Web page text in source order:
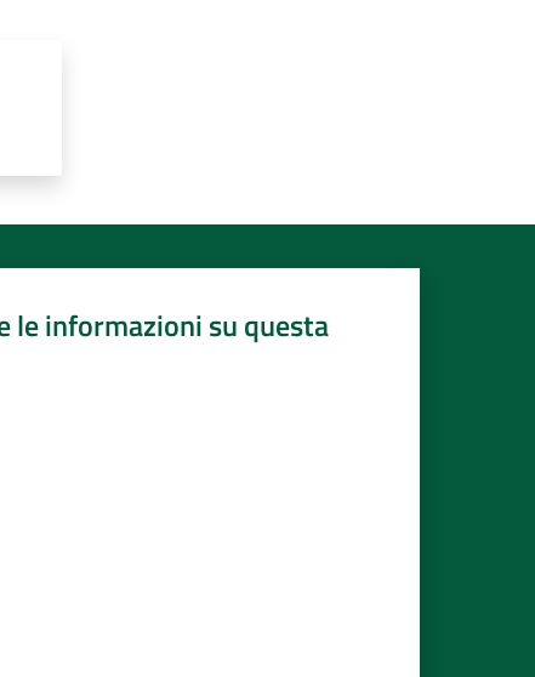
le informazioni su questa